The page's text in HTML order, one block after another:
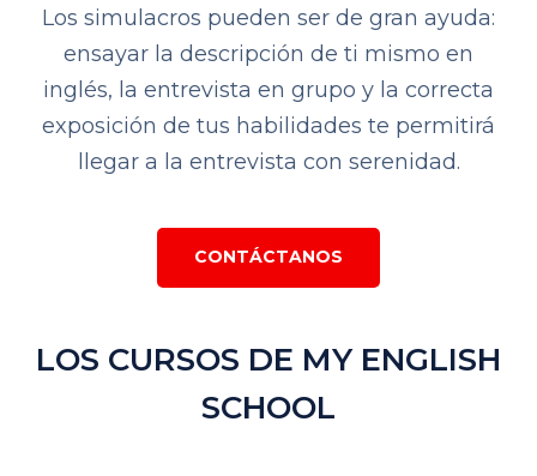
Los simulacros pueden ser de gran ayuda:
ensayar la descripción de ti mismo en
inglés, la entrevista en grupo y la correcta
exposición de tus habilidades te permitirá
llegar a la entrevista con serenidad.
CONTÁCTANOS
LOS CURSOS DE MY ENGLISH
SCHOOL